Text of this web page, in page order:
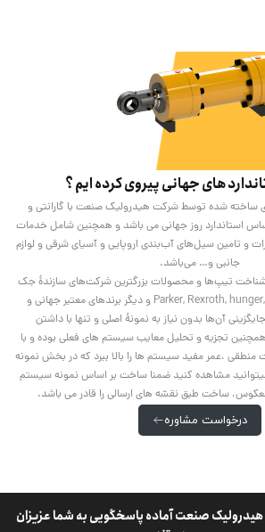
های جهانی پیروی کرده ایم ؟
ساخته شده توسط شرکت هیدرولیک صنعت با گارانتی و
استاندارد روز جهانی می باشد و همچنین شامل خدمات
و تامین سیل‌های آب‌بندی اروپایی و آسیای شرقی و لوازم
جانبی و… می‌باشد.
شناخت تیپ‌ها و محصولات بزرگترین شرکت‌های سازندۀ جک
هیدرولیک از قبیل: Parker, Rexroth, hunger, Atos و دیگر برندهای معتبر جهانی و
آن‌ها بدون نیاز به نمونۀ اصلی و تنها با داشتن
تجزیه و تحلیل معایب سیستم های فعلی بوده و با
منطقی ،عمر مفید سیستم ها را بالا ببرد که در بخش نمونه
مشاهده کنید ضمنا ساخت بر اساس نمونه سیستم
ساخت طبق نقشه های ارسالی را قادر می باشد.
درخواست مشاوره
صنعت آماده پاسخگویی به شما عزیزان